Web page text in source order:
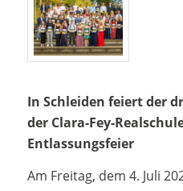
In Schleiden feiert der
der Clara-Fey-
Entlassungsfeier
Am Freitag, dem 4. Juli